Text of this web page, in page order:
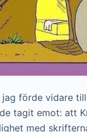
förde vidare
tagit emot: att
med